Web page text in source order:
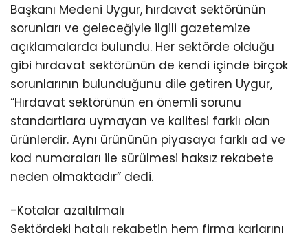
Başkanı Medeni Uygur, hırdavat sektörünün
sorunları ve geleceğiyle ilgili gazetemize
açıklamalarda bulundu. Her sektörde olduğu
gibi hırdavat sektörünün de kendi içinde birçok
sorunlarının bulunduğunu dile getiren Uygur,
“Hırdavat sektörünün en önemli sorunu
standartlara uymayan ve kalitesi farklı olan
ürünlerdir. Aynı ürününün piyasaya farklı ad ve
kod numaraları ile sürülmesi haksız rekabete
neden olmaktadır” dedi.
-Kotalar azaltılmalı
Sektördeki hatalı rekabetin hem firma karlarını